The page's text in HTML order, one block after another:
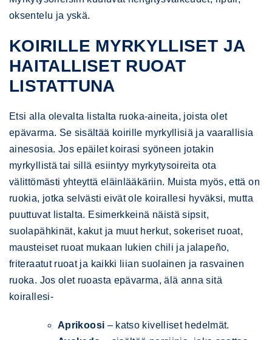
oksentelu ja yskä.
KOIRILLE MYRKYLLISET JA
HAITALLISET RUOAT
LISTATTUNA
Etsi alla olevalta listalta ruoka-aineita, joista olet
epävarma. Se sisältää koirille myrkyllisiä ja vaarallisia
ainesosia. Jos epäilet koirasi syöneen jotakin
myrkyllistä tai sillä esiintyy myrkytysoireita ota
välittömästi yhteyttä eläinlääkäriin. Muista myös, että on
ruokia, jotka selvästi eivät ole koirallesi hyväksi, mutta
puuttuvat listalta. Esimerkkeinä näistä sipsit,
suolapähkinät, kakut ja muut herkut, sokeriset ruoat,
mausteiset ruoat mukaan lukien chili ja jalapeño,
friteraatut ruoat ja kaikki liian suolainen ja rasvainen
ruoka. Jos olet ruoasta epävarma, älä anna sitä
koirallesi-
Aprikoosi – katso kivelliset hedelmät.